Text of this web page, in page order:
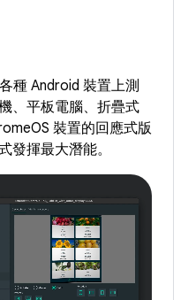
種 Android 裝置上測
、平板電腦、折疊式
裝置的回應式版
發揮最大潛能。